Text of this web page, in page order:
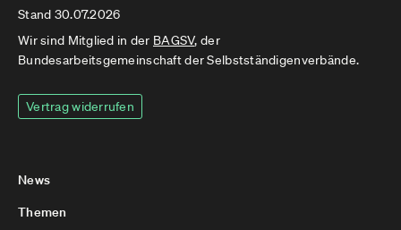
Stand 30.07.2026
Wir sind Mitglied in der BAGSV, der
Bundesarbeitsgemeinschaft der Selbstständigenverbände.
Vertrag widerrufen
News
Themen